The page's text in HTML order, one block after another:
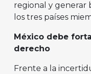
regional y generar
los tres países
México debe
derecho
Frente a la